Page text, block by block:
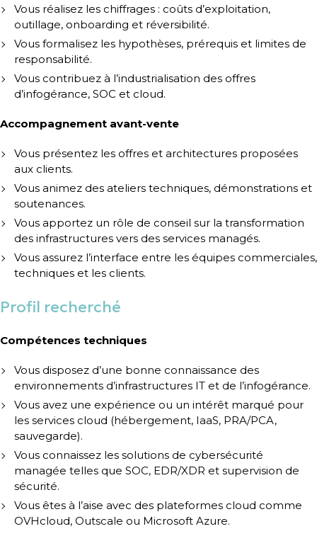
Vous réalisez les chiffrages : coûts d’exploitation,
outillage, onboarding et réversibilité.
Vous formalisez les hypothèses, prérequis et limites de
responsabilité.
Vous contribuez à l’industrialisation des offres
d’infogérance, SOC et cloud.
Accompagnement avant-vente
Vous présentez les offres et architectures proposées
aux clients.
Vous animez des ateliers techniques, démonstrations et
soutenances.
Vous apportez un rôle de conseil sur la transformation
des infrastructures vers des services managés.
Vous assurez l’interface entre les équipes commerciales,
techniques et les clients.
Profil recherché
Compétences techniques
Vous disposez d’une bonne connaissance des
environnements d’infrastructures IT et de l’infogérance.
Vous avez une expérience ou un intérêt marqué pour
les services cloud (hébergement, IaaS, PRA/PCA,
sauvegarde).
Vous connaissez les solutions de cybersécurité
managée telles que SOC, EDR/XDR et supervision de
sécurité.
Vous êtes à l’aise avec des plateformes cloud comme
OVHcloud, Outscale ou Microsoft Azure.